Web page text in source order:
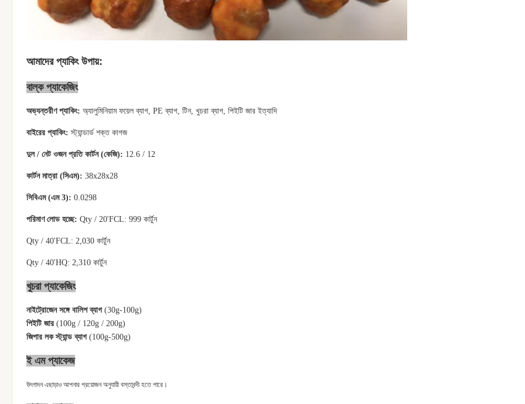
আমাদের প্যাকিং উপায়:
বাল্ক প্যাকেজিং
অভ্যন্তরীণ প্যাকিং: অ্যালুমিনিয়াম ফয়েল ব্যাগ, PE ব্যাগ, টিন, খুচরা ব্যাগ, পিইটি জার ইত্যাদি
বাইরের প্যাকিং: স্ট্যান্ডার্ড শক্ত কাগজ
দুল / নেট ওজন প্রতি কার্টন (কেজি): 12.6 / 12
কার্টন মাত্রা (সিএম): 38x28x28
সিবিএম (এম 3): 0.0298
পরিমাণ লোড হচ্ছে: Qty / 20'FCL: 999 কার্টুন
Qty / 40'FCL: 2,030 কার্টুন
Qty / 40'HQ: 2,310 কার্টুন
খুচরা প্যাকেজিং
নাইট্রোজেন সঙ্গে বালিশ ব্যাগ(30g-100g)
পিইটি জার (100g / 120g / 200g)
জিপার লক স্ট্যান্ড ব্যাগ(100g-500g)
ই এম প্যাকেজ
উৎপাদন এছাড়াও আপনার প্রয়োজন অনুযায়ী বস্তাবন্দী হতে পারে।